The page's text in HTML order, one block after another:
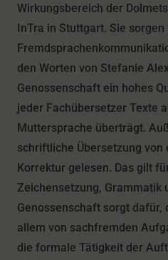
Wirkungsbereich der
InTra in Stuttgart. Sie sorgen
den Worten von Stefanie
Genossenschaft ein hohes
jeder Fachübersetzer Texte
Muttersprache überträgt.
schriftliche Übersetzung von
Korrektur gelesen. Das gilt
Zeichensetzung, Grammatik
Genossenschaft sorgt dafür,
allem von sachfremden
die formale Tätigkeit der